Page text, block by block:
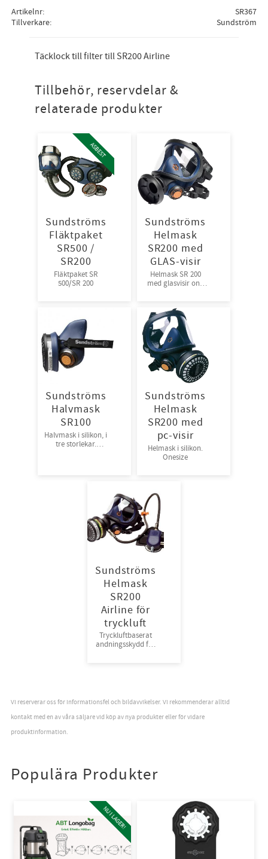
Artikelnr
SR367
Tillverkare
Sundström
Täcklock till filter till SR200 Airline
Tillbehör, reservdelar &
relaterade produkter
Sundströms
Fläktpaket
SR500 /
SR200
Fläktpaket SR
500/SR 200
ASBEST
Sundströms
Helmask
SR200 med
GLAS-visir
Helmask SR 200
med glasvisir one
Sundströms
Halvmask
SR100
Halvmask i silikon, i
tre storlekar.
Sundströms
Helmask
SR200 med
pc-visir
Helmask i silikon.
Onesize
Sundströms
Helmask
SR200
Airline för
tryckluft
Tryckluftbaserat
andningsskydd för
Vi reserverar oss för informationsfel och bildavvikelser. Vi rekommenderar alltid
kontakt med en av våra säljare vid köp av nya produkter eller för vidare
produktinformation.
Populära Produkter
NU I LAGER!